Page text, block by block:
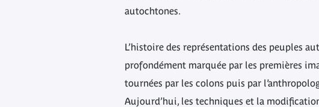
autochtones.
L’histoire des représentations des peuples
profondément marquée par les premières
tournées par les colons puis par
Aujourd’hui, les techniques et la